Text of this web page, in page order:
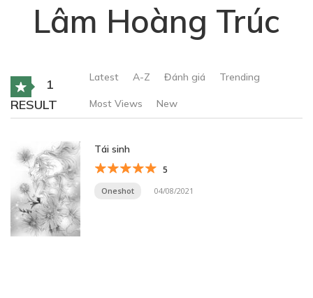
Lâm Hoàng Trúc
1
RESULT
Latest A-Z Đánh giá Trending
Most Views New
Tái sinh
5
Oneshot 04/08/2021